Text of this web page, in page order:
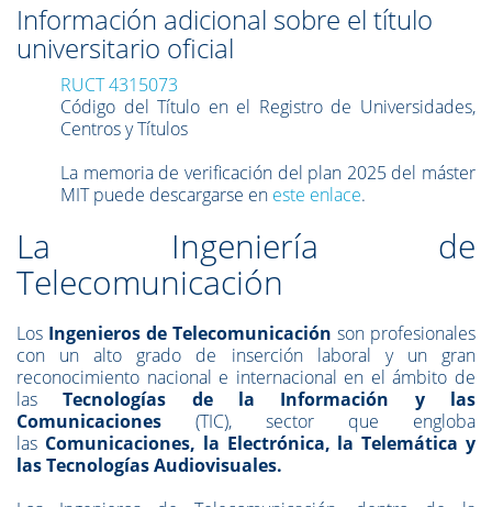
Información adicional sobre el título
universitario oficial
RUCT 4315073
Código del Título en el Registro de Universidades,
Centros y Títulos
La memoria de verificación del plan 2025 del máster
MIT puede descargarse en este enlace.
La Ingeniería de
Telecomunicación
Los Ingenieros de Telecomunicación son profesionales
con un alto grado de inserción laboral y un gran
reconocimiento nacional e internacional en el ámbito de
las Tecnologías de la Información y las
Comunicaciones (TIC), sector que engloba
las Comunicaciones, la Electrónica, la Telemática y
las Tecnologías Audiovisuales.